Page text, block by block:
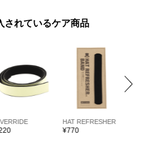
されているケア商品
HAT REFRESHER
¥770